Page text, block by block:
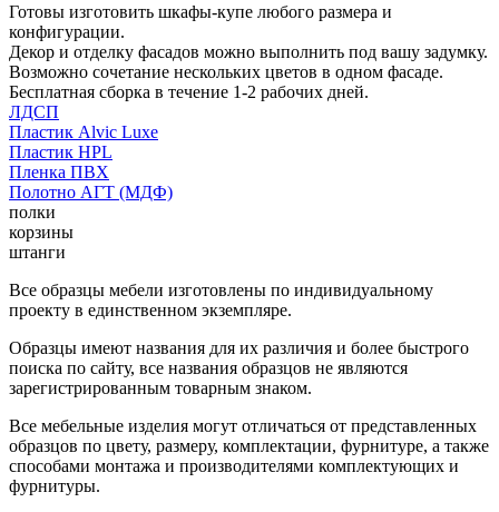
Готовы изготовить шкафы-купе любого размера и
конфигурации.
Декор и отделку фасадов можно выполнить под вашу задумку.
Возможно сочетание нескольких цветов в одном фасаде.
Бесплатная сборка в течение 1-2 рабочих дней.
ЛДСП
Пластик Alvic Luxe
Пластик HPL
Пленка ПВХ
Полотно АГТ (МДФ)
полки
корзины
штанги
Все образцы мебели изготовлены по индивидуальному
проекту в единственном экземпляре.
Образцы имеют названия для их различия и более быстрого
поиска по сайту, все названия образцов не являются
зарегистрированным товарным знаком.
Все мебельные изделия могут отличаться от представленных
образцов по цвету, размеру, комплектации, фурнитуре, а также
способами монтажа и производителями комплектующих и
фурнитуры.